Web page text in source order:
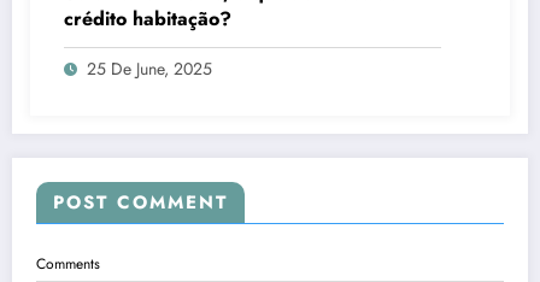
crédito habitação?
25 De June, 2025
POST COMMENT
Comments